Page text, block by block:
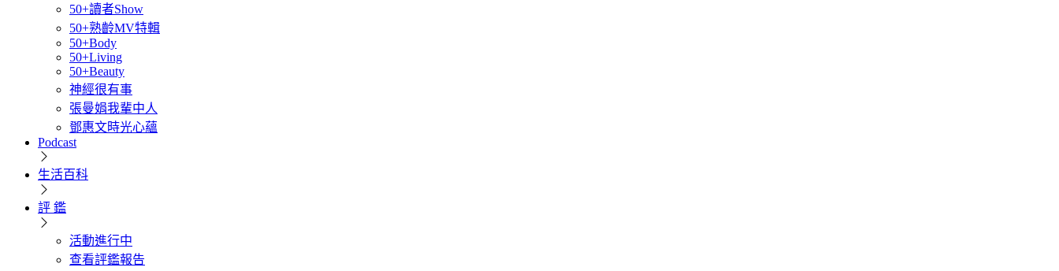
50+讀者Show
50+熟齡MV特輯
50+Body
50+Living
50+Beauty
神經很有事
張曼娟我輩中人
鄧惠文時光心蘊
Podcast
生活百科
評 鑑
活動進行中
查看評鑑報告